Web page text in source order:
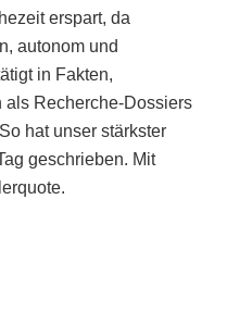
erspart, da
autonom und
in Fakten,
Recherche-Dossiers
hat unser stärkster
geschrieben. Mit